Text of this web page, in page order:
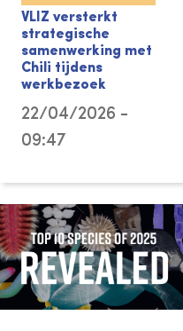
VLIZ versterkt
strategische
samenwerking met
Chili tijdens
werkbezoek
22/04/2026 -
09:47